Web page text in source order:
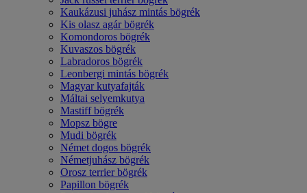
Kaukázusi juhász mintás bögrék
Kis olasz agár bögrék
Komondoros bögrék
Kuvaszos bögrék
Labradoros bögrék
Leonbergi mintás bögrék
Magyar kutyafajták
Máltai selyemkutya
Mastiff bögrék
Mopsz bögre
Mudi bögrék
Német dogos bögrék
Németjuhász bögrék
Orosz terrier bögrék
Papillon bögrék